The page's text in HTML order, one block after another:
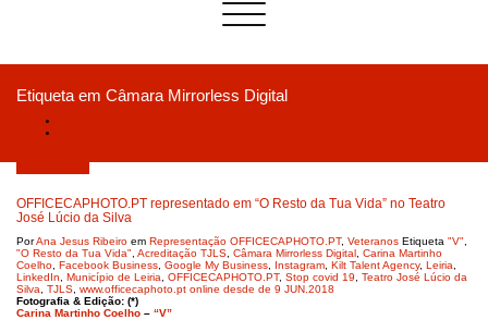
Alternar a navegação
Etiqueta em Câmara Mirrorless Digital
OFFICECAPHOTO.PT representado em “O Resto da Tua Vida” no Teatro
José Lúcio da Silva
PorAna Jesus Ribeiro em Representação OFFICECAPHOTO.PT, Veteranos Etiqueta "V"
"O Resto da Tua Vida" Acreditação TJLS Câmara Mirrorless Digital Carina Martinho
Coelho Facebook Business Google My Business Instagram Kilt Talent Agency, Leiria
LinkedIn
Município de Leiria OFFICECAPHOTO.PT, Stop covid 19
Teatro José Lúcio da
Silva
TJLS www.officecaphoto.pt online desde de 9 JUN.2018
Fotografia & Edição: (*)
Carina Martinho Coelho – “V”